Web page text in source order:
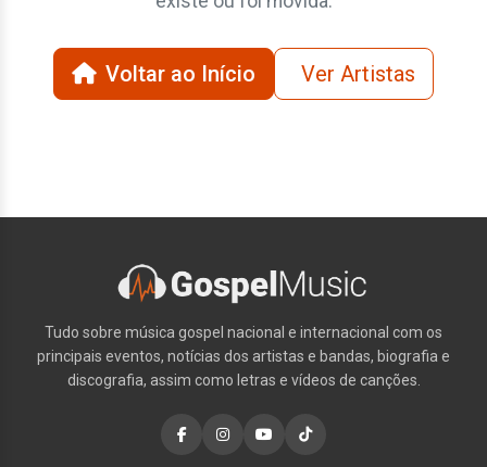
Voltar ao Início Ver Artistas
Tudo sobre música gospel nacional e internacional com os
principais eventos, notícias dos artistas e bandas, biografia e
discografia, assim como letras e vídeos de canções.